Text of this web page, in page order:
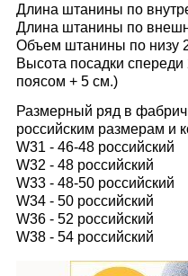
Длина штанины по
Длина штанины по
Объем штанины по низу
Высота посадки
поясом + 5 см.)
Размерный ряд в
российским размерам и
W31 - 46-48 российский
W32 - 48 российский
W33 - 48-50 российский
W34 - 50 российский
W36 - 52 российский
W38 - 54 российский